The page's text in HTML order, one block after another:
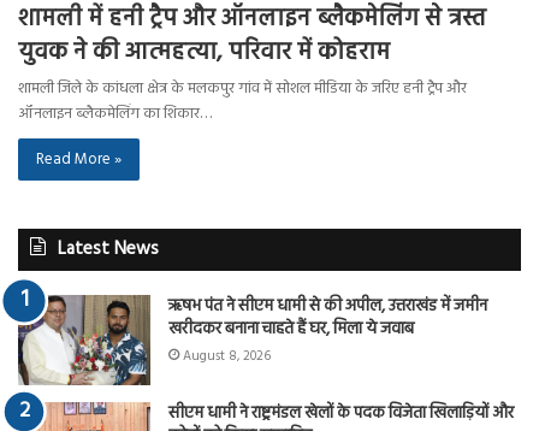
शामली में हनी ट्रैप और ऑनलाइन ब्लैकमेलिंग से त्रस्त
युवक ने की आत्महत्या, परिवार में कोहराम
शामली जिले के कांधला क्षेत्र के मलकपुर गांव में सोशल मीडिया के जरिए हनी ट्रैप और
ऑनलाइन ब्लैकमेलिंग का शिकार…
Read More »
Latest News
ऋषभ पंत ने सीएम धामी से की अपील, उत्तराखंड में जमीन
खरीदकर बनाना चाहते हैं घर, मिला ये जवाब
August 8, 2026
सीएम धामी ने राष्ट्रमंडल खेलों के पदक विजेता खिलाड़ियों और